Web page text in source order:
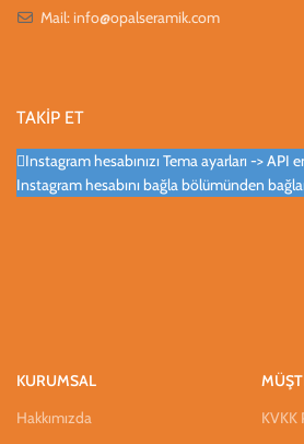
Mail: info@opalseramik.com
TAKİP ET
Instagram hesabınızı Tema ayarları -> API
Instagram hesabını bağla bölümünden
KURUMSAL
Hakkımızda
KVKK